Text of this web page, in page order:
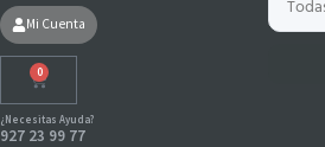
Mi Cuenta
0
Carrito
¿Necesitas Ayuda?
927 23 99 77